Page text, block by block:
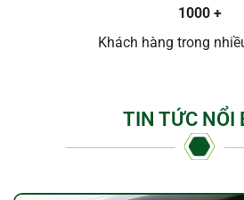
1000 +
Khách hàng trong
TIN TỨC NỔI